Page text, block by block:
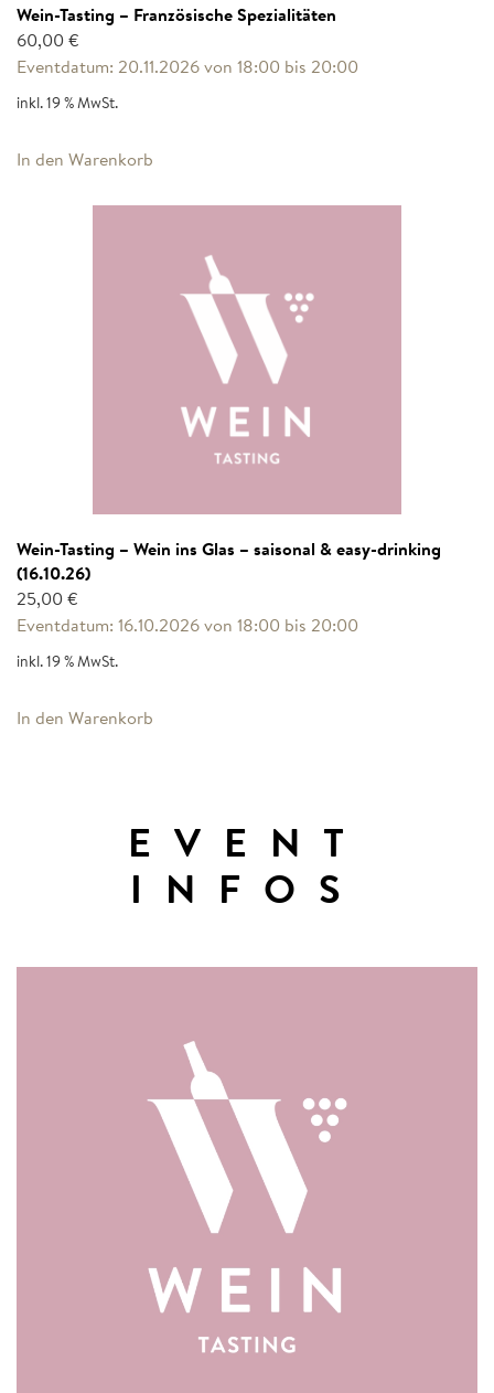
Wein-Tasting – Französische Spezialitäten
60,00€
Eventdatum: 20.11.2026 von 18:00 bis 20:00
inkl. 19 % MwSt.
In den Warenkorb
Wein-Tasting – Wein ins Glas – saisonal & easy-drinking
(16.10.26)
25,00€
Eventdatum: 16.10.2026 von 18:00 bis 20:00
inkl. 19 % MwSt.
In den Warenkorb
EVENT
INFOS